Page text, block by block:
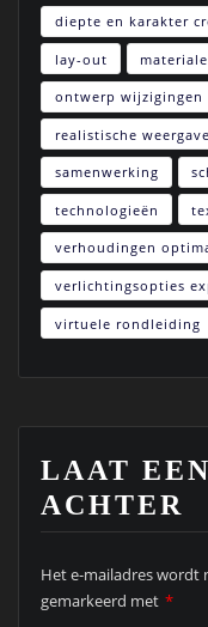
diepte en karakter
lay-out
ontwerp wijzigingen
realistische weergave
samenwerking
technologieën
verhoudingen
verlichtingsopties
virtuele rondleiding
LAAT
ACHTER
Het e-mailadres wordt
gemarkeerd met *